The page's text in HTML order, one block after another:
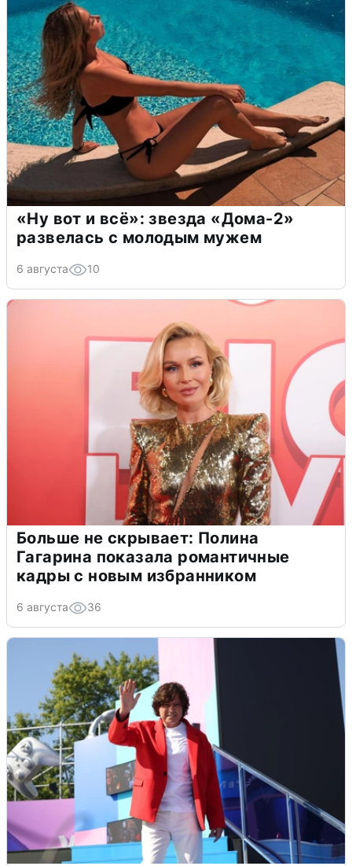
«Ну вот и всё»: звезда «Дома-2»
развелась с молодым мужем
6 августа 10
Больше не скрывает: Полина
Гагарина показала романтичные
кадры с новым избранником
6 августа 36